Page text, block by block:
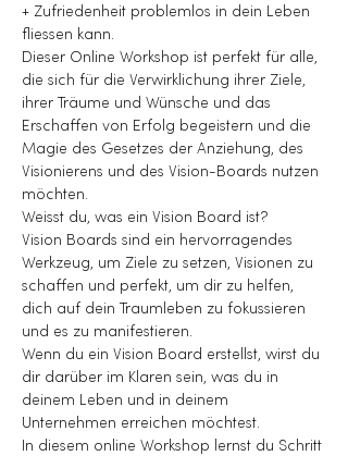
+ Zufriedenheit problemlos in dein Leben
fliessen kann.
Dieser Online Workshop ist perfekt für alle,
die sich für die Verwirklichung ihrer Ziele,
ihrer Träume und Wünsche und das
Erschaffen von Erfolg begeistern und die
Magie des Gesetzes der Anziehung, des
Visionierens und des Vision-Boards nutzen
möchten.
Weisst du, was ein Vision Board ist?
Vision Boards sind ein hervorragendes
Werkzeug, um Ziele zu setzen, Visionen zu
schaffen und perfekt, um dir zu helfen,
dich auf dein Traumleben zu fokussieren
und es zu manifestieren.
Wenn du ein Vision Board erstellst, wirst du
dir darüber im Klaren sein, was du in
deinem Leben und in deinem
Unternehmen erreichen möchtest.
In diesem online Workshop lernst du Schritt